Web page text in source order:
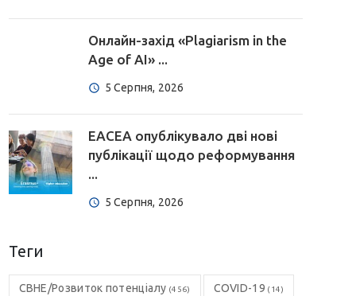
Онлайн-захід «Plagiarism in the
Age of AI» ...
5 Серпня, 2026
EACEA опублікувало дві нові
публікації щодо реформування
...
5 Серпня, 2026
Теги
CBHE/Розвиток потенціалу (456) COVID-19 (14)